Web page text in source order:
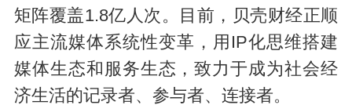
矩阵覆盖1.8亿人次。目前，贝壳财经正顺
应主流媒体系统性变革，用IP化思维搭建
媒体生态和服务生态，致力于成为社会经
济生活的记录者、参与者、连接者。